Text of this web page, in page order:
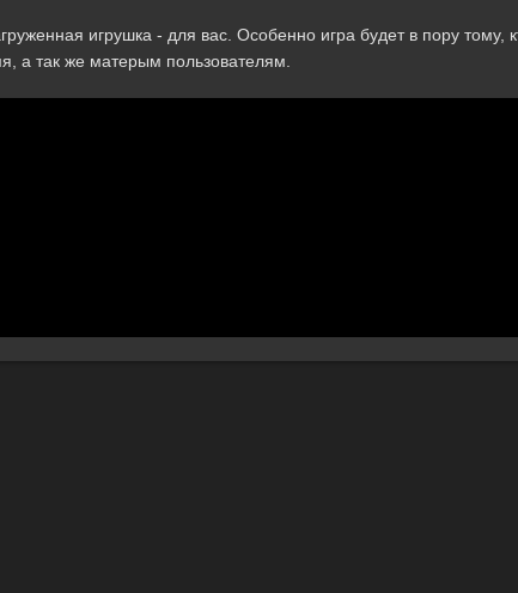
игрушка - для вас. Особенно игра будет в пору тому,
а так же матерым пользователям.